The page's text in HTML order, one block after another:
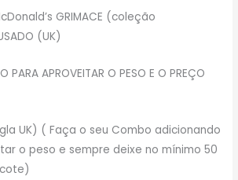
GRIMACE (coleção
(UK)
PARA APROVEITAR O PESO E O PREÇO
UK) ( Faça o seu Combo adicionando
o peso e sempre deixe no mínimo 50